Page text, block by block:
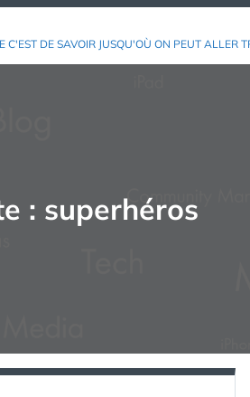
DE SAVOIR JUSQU'OÙ ON PEUT ALLER
: superhéros